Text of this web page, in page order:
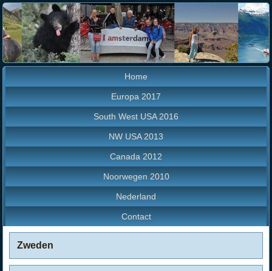
Home
Europa 2017
South West USA 2016
NW USA 2013
Canada 2012
Noorwegen 2010
Nederland
Contact
Zweden